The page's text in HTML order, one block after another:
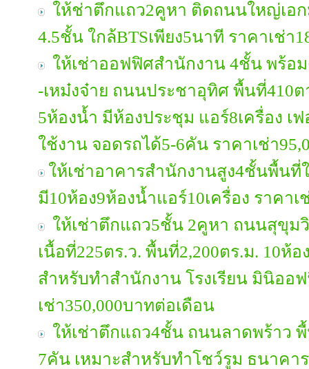
ให้ช่าตึกแถว2คูหา ติดถนนใหญ่เอก
4.5ชั้น ใกล้BTSเพียง5นาที ราคาเช่า
ให้เช่าออฟฟิศสำนักงาน 4ชั้น พร้อ
-เหม๋งจ๋าย ถนนประชาอุทิศ พื้นที่410ต
5ห้องน้ำ มีห้องประชุม แอร์8เครื่อง เ
ใช้งาน จอดรถได้5-6คัน ราคาเช่า
ให้เช่าอาคารสำนักงานสูง4ชั้นพื้นที่
มี10ห้อง9ห้องน้ำแอร์10เครื่อง ราคาเ
ให้เช่าตึกแถว5ชั้น 2คูหา ถนนสุขุม
เนื้อที่225ตร.ว. พื้นที่2,200ตร.ม. 10ห้
สำหรับทำสำนักงาน โรงเรียน มินิออ
เช่า350,000บาทต่อเดือน
ให้เช่าตึกแถว4ชั้น ถนนลาดพร้าว
7คัน เหมาะสำหรับทำโชว์รูม ธนาคา